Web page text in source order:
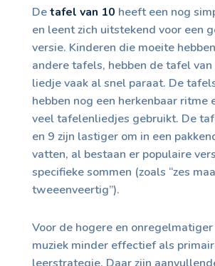
Detafel van 10 heeft een nog
en leent zich uitstekend voor een
versie. Kinderen die moeite
andere tafels, hebben de tafel van
liedje vaak al snel paraat. De
hebben nog een herkenbaar ritme
veel tafelenliedjes gebruikt. De
en 9 zijn lastiger om in een
vatten, al bestaan er populaire
specifieke sommen (zoals “zes
tweeenveertig”).
Voor de hogere en
muziek minder effectief als